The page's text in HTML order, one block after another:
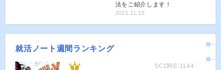
法をご紹介します！
2021.11.15
就活ノート週間ランキング
SCORE:1144